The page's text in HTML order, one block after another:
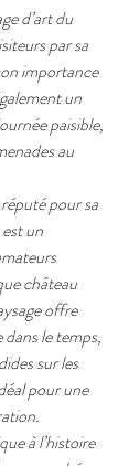
d’art du
par sa
importance
un
paisible,
au
pour sa
un
château
offre
le temps,
sur les
pour une
à l’histoire